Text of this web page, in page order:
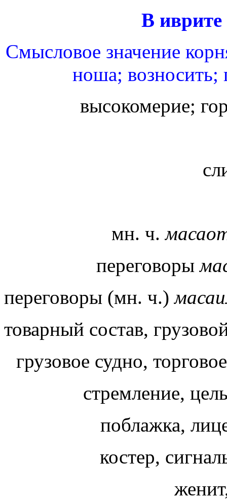
В
Смысловое значение
ноша; возносить;
высокомерие;
мн. ч.
переговоры
переговоры (мн. ч.)
товарный состав,
грузовое судно,
стремление,
поблажка,
костер,